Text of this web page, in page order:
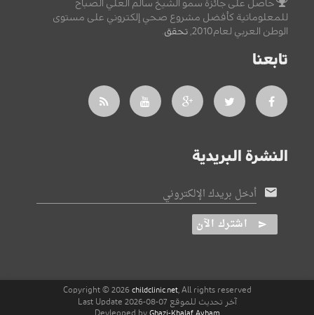
حاصل على جائزة سمو الشيخ سالم العلي الصباح
للمعلوماتية كأفضل مشروع صحي إلكتروني على مستوى
الوطن العربي لعام2010,
تحقق
تابعنا
النشرة البريدية
أدخل بريدك الإلكتروني
اشترك الآن
Copyright © 2026 childclinic.net, All rights reserved
آخر تحديث للموقع 07-08-2026 Last Update
Devleoped by Ghazi-Khalaf Ayham